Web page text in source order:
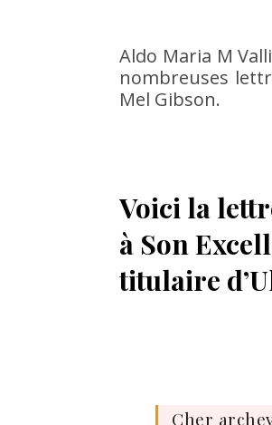
Aldo Maria M
nombreuses
Mel Gibson.
Voici la
à Son
titulaire
Cher